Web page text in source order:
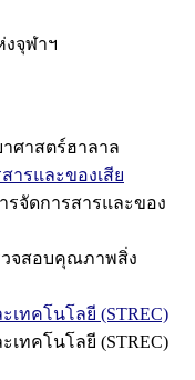
จุฬาฯ
ศาสตร์ฮาลาล
ารและของเสีย
รจัดการสารและของ
วจสอบคุณภาพสิ่ง
เทคโนโลยี (STREC)
เทคโนโลยี (STREC)